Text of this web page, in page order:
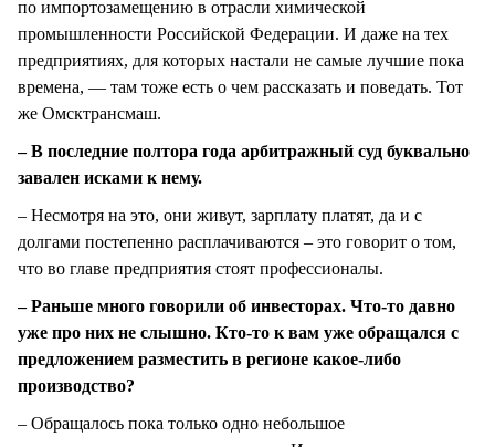
по импортозамещению в отрасли химической
промышленности Российской Федерации. И даже на тех
предприятиях, для которых настали не самые лучшие пока
времена, — там тоже есть о чем рассказать и поведать. Тот
же Омсктрансмаш.
– В последние полтора года арбитражный суд буквально
завален исками к нему.
– Несмотря на это, они живут, зарплату платят, да и с
долгами постепенно расплачиваются – это говорит о том,
что во главе предприятия стоят профессионалы.
– Раньше много говорили об инвесторах. Что-то давно
уже про них не слышно. Кто-то к вам уже обращался с
предложением разместить в регионе какое-либо
производство?
– Обращалось пока только одно небольшое